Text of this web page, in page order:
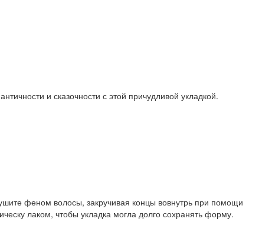
и сказочности с этой причудливой укладкой.
феном волосы, закручивая концы вовнутрь при помощи
лаком, чтобы укладка могла долго сохранять форму.